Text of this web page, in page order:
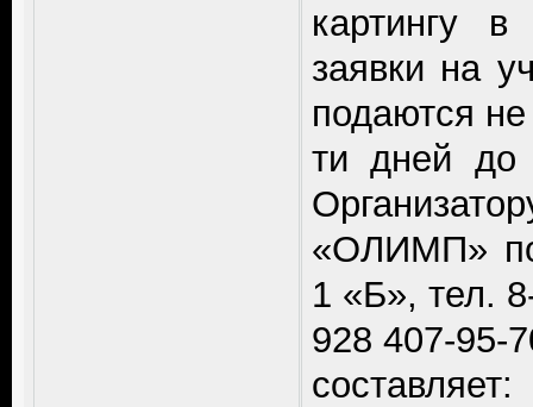
картингу
заявки на
подаются
ти дней до
«ОЛИМП» по
1 «Б», тел.
928 407-95-
составляет: